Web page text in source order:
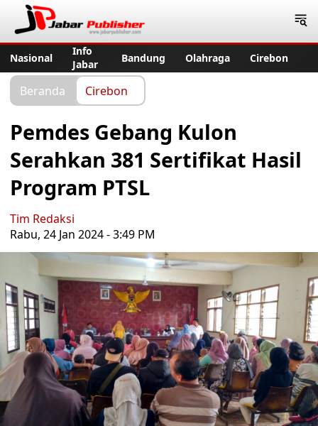
Nasional
Info
Jabar
Bandung Olahraga Cirebon
Beranda Cirebon
Pemdes Gebang Kulon
Serahkan 381 Sertifikat Hasil
Program PTSL
Tim Redaksi
Rabu, 24 Jan 2024 - 3:49 PM